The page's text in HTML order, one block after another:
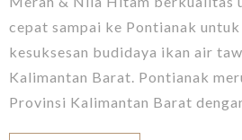
cepat sampai ke Pontianak
kesuksesan budidaya ikan air
Kalimantan Barat. Pontianak
Provinsi Kalimantan Barat